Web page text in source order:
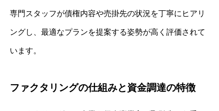
専門スタッフが債権内容や売掛先の状況を丁寧にヒアリ
ングし、最適なプランを提案する姿勢が高く評価されて
います。
ファクタリングの仕組みと資金調達の特徴